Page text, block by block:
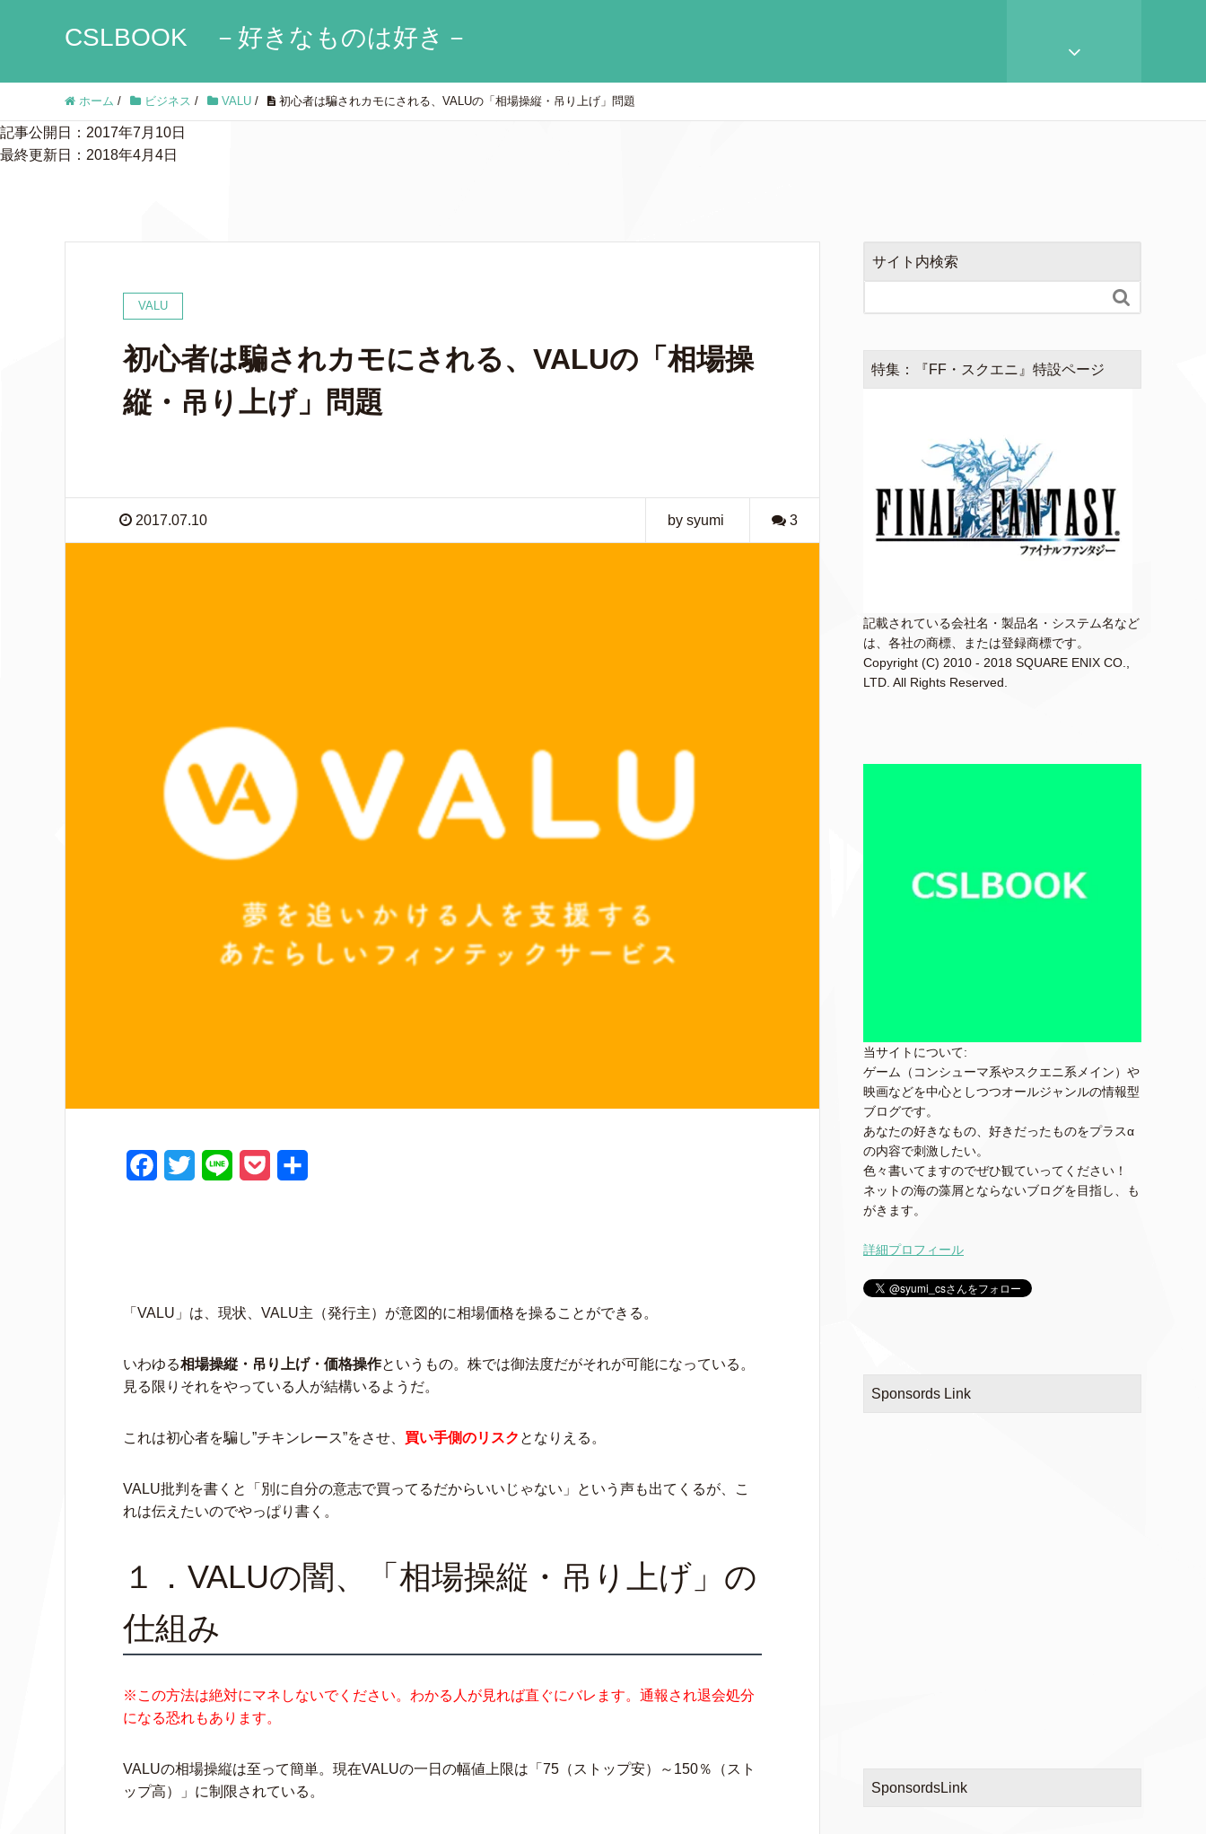
CSLBOOK －好きなものは好き－
ホーム / ビジネス / VALU / 初心者は騙されカモにされる、VALUの「相場操縦・吊り上げ」問題
記事公開日：2017年7月10日
最終更新日：2018年4月4日
VALU
初心者は騙されカモにされる、VALUの「相場操
縦・吊り上げ」問題
2017.07.10 by syumi 3
o
k
e
t
「VALU」は、現状、VALU主（発行主）が意図的に相場価格を操ることができる。
いわゆる相場操縦・吊り上げ・価格操作というもの。株では御法度だがそれが可能になっている。
見る限りそれをやっている人が結構いるようだ。
これは初心者を騙し”チキンレース”をさせ、 買い手側のリスク となりえる。
VALU批判を書くと「別に自分の意志で買ってるだからいいじゃない」という声も出てくるが、こ
れは伝えたいのでやっぱり書く。
１．VALUの闇、「相場操縦・吊り上げ」の
仕組み
※この方法は絶対にマネしないでください。わかる人が見れば直ぐにバレます。通報され退会処分
になる恐れもあります。
VALUの相場操縦は至って簡単。現在VALUの一日の幅値上限は「75（ストップ安）～150％（スト
ップ高）」に制限されている。
サイト内検索

特集：『FF・スクエニ』特設ページ
記載されている会社名・製品名・システム名など
は、各社の商標、または登録商標です。
Copyright (C) 2010 - 2018 SQUARE ENIX CO.,
LTD. All Rights Reserved.
当サイトについて:
ゲーム（コンシューマ系やスクエニ系メイン）や
映画などを中心としつつオールジャンルの情報型
ブログです。
あなたの好きなもの、好きだったものをプラスα
の内容で刺激したい。
色々書いてますのでぜひ観ていってください！
ネットの海の藻屑とならないブログを目指し、も
がきます。
詳細プロフィール
Sponsords Link
SponsordsLink